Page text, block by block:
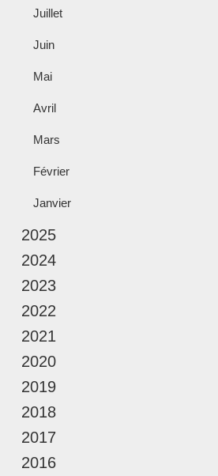
Juillet
Juin
Mai
Avril
Mars
Février
Janvier
2025
2024
2023
2022
2021
2020
2019
2018
2017
2016